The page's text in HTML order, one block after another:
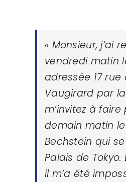
« Monsieur, j’ai
vendredi matin
adressée 17 rue
Vaugirard par
m’invitez à faire
demain matin
Bechstein qui
Palais de Tokyo.
il m’a été